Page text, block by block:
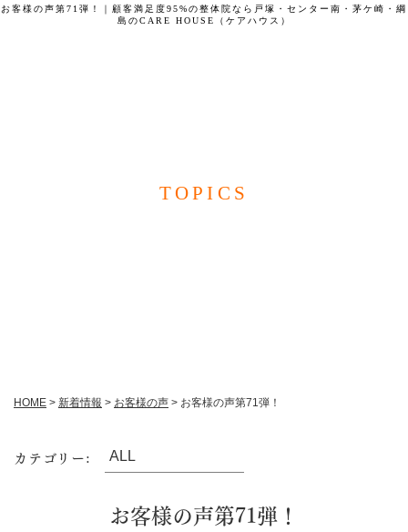
お客様の声第71弾！｜顧客満足度95%の整体院なら戸塚・センター南・茅ケ崎・綱
島のCARE HOUSE（ケアハウス）
TOPICS
HOME > 新着情報 > お客様の声 > お客様の声第71弾！
カテゴリー:
お客様の声第71弾！